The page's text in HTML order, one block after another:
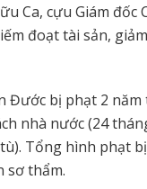
Ca, cựu Giám
đoạt tài sản,
Đước bị phạt 2
nhà nước (24
Tổng hình phạt
sơ thẩm.